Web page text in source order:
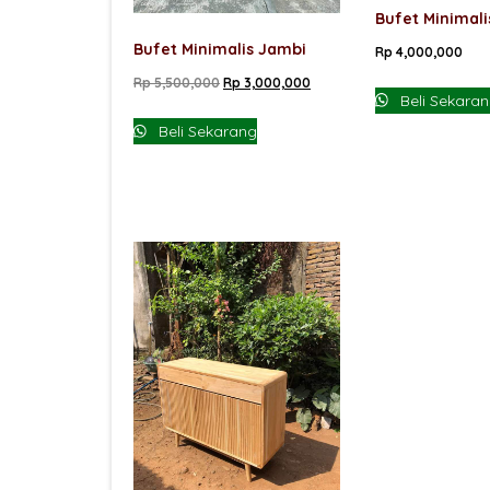
Bufet Minimalis Jambi
Rp5,500,000 Harga
adalah:
Rp 3,000,000Harga
Beli Sekarang
Bufet
Rp 4,000,000
Beli